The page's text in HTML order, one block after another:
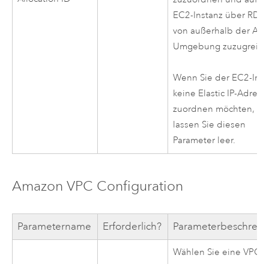
EC2-Instanz über RDP/
von außerhalb der
Umgebung
Wenn Sie der EC2-
keine Elastic IP-
zuordnen möchten,
lassen Sie diesen
Parameter leer.
Amazon VPC Configuration
Parametername Erforderlich?
Wählen Sie eineVPC